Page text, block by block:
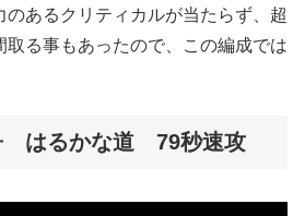
のあるクリティカルが当たらず、超
取る事もあったので、この編成では
はるかな道 79秒速攻